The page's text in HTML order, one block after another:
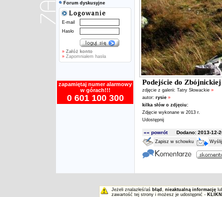
Forum dyskusyjne
E-mail
Hasło
» Załóż konto
» Zapomniałem hasła
zapamiętaj numer alarmowy
w górach!!!
0 601 100 300
Podejście do
zdjęcie z galerii: Tatry Słowackie »
autor: rysie »
kilka słów o zdjęciu:
Zdjęcie wykonane w 2013 r.
Udostępnij
«« powrótDodano: 2013-12-
Zapisz w schowku
Jeżeli znalazłeś/aś błąd , nieaktualną informację
zawartość tej strony i możesz je udostępnić -